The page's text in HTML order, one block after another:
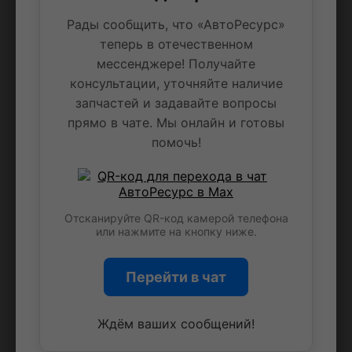
О компании
Контактная информация
Гарантия и возврат
Доставка и выдача
Политика безопасности
Поставщикам
Адреса пунктов выдачи
Автозапчасти
Для японских авто
Для китайских авто
Для российских авто
Рады сообщить, что «АвтоРесурс»
теперь в отечественном
мессенджере! Получайте
консультации, уточняйте наличие
запчастей и задавайте вопросы
прямо в чате. Мы онлайн и готовы
помочь!
Отсканируйте QR-код камерой телефона
или нажмите на кнопку ниже.
Перейти в чат
Ждём ваших сообщений!